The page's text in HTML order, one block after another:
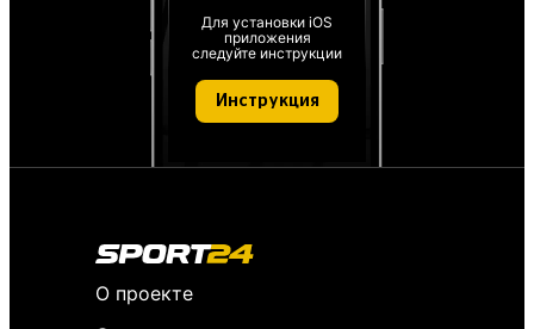
Для установки iOS
приложения
следуйте инструкции
Инструкция
О проекте